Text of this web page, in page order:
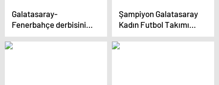
Galatasaray-
Fenerbahçe derbisinin
disiplin sevkleri
açıklandı
Şampiyon Galatasaray
Kadın Futbol Takımı
konuştu: Cumhuriyet
kadınına yakışanı